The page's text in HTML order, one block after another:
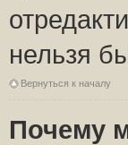
нельзя
Вернуться к началу
Почему